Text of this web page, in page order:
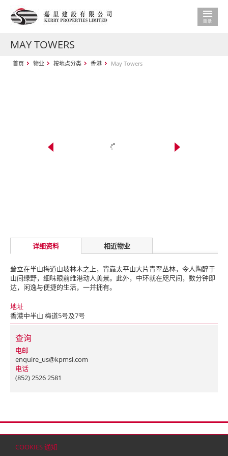
COOKIES 通知
MAY TOWERS
首页 物业 按地点分类 香港 May Towers
详细资料 相近物业
耸立在半山梅道山坡林木之上，背靠太平山大片青翠丛林，令人陶醉于
山间绿野，细味眼前维港动人美景。此外，中环就在咫尺间，数分钟即
达，闲逸与便捷的生活，一并拥有。
地址
香港中半山 梅道5号及7号
查询
电邮
enquire_us@kpmsl.com
电话
(852) 2526 2581
© 2026 嘉里建设有限公司 (于百慕达注册成立之有限公司)